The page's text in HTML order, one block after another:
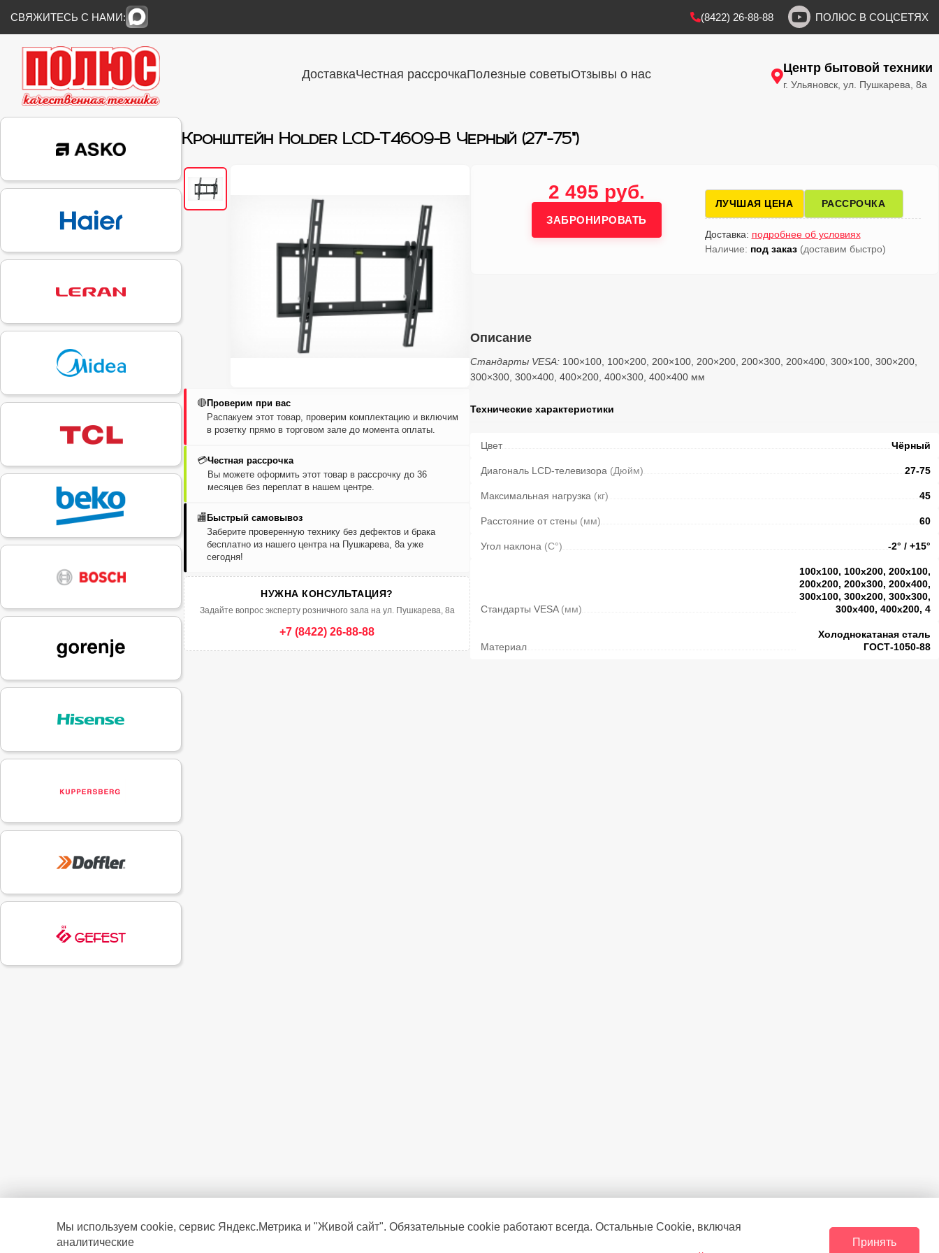
СВЯЖИТЕСЬ С НАМИ: (8422) 26-88-88 ПОЛЮС В СОЦСЕТЯХ
ДоставкаЧестная рассрочкаПолезные советыОтзывы о нас Центр бытовой техники
г. Ульяновск, ул. Пушкарева, 8а
Кронштейн Holder LCD-T4609-B Черный (27"-75")
🔴Проверим при вас
Распакуем этот товар, проверим комплектацию и включим
в розетку прямо в торговом зале до момента оплаты.
💳Честная рассрочка
Вы можете оформить этот товар в рассрочку до 36
месяцев без переплат в нашем центре.
🏬 Быстрый самовывоз
Заберите проверенную технику без дефектов и брака
бесплатно из нашего центра на Пушкарева, 8а уже
сегодня!
НУЖНА КОНСУЛЬТАЦИЯ?
Задайте вопрос эксперту розничного зала на ул. Пушкарева, 8а
+7 (8422) 26-88-88
2 495 руб.
ЗАБРОНИРОВАТЬ
ЛУЧШАЯ ЦЕНА РАССРОЧКА
Доставка: подробнее об условиях
Наличие: под заказ(доставим быстро)
Описание
Стандарты VESA: 100×100, 100×200, 200×100, 200×200, 200×300, 200×400, 300×100, 300×200,
300×300, 300×400, 400×200, 400×300, 400×400 мм
Технические характеристики
Цвет Чёрный
Диагональ LCD-телевизора (Дюйм) 27-75
Максимальная нагрузка (кг) 45
Расстояние от стены (мм) 60
Угол наклона (С°) -2° / +15°
Стандарты VESA (мм)
100x100, 100x200, 200x100,
200x200, 200x300, 200x400,
300x100, 300x200, 300x300,
300x400, 400x200, 4
Материал
Холоднокатаная сталь
ГОСТ-1050-88
Мы используем cookie, сервис Яндекс.Метрика и "Живой сайт". Обязательные cookie работают всегда. Остальные Сookie, включая
аналитические
Принять